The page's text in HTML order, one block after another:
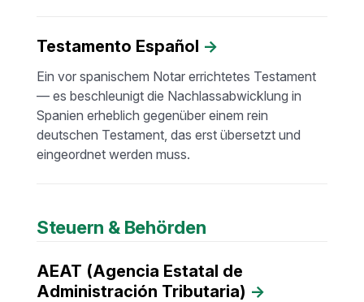
Testamento Español →
Ein vor spanischem Notar errichtetes Testament
— es beschleunigt die Nachlassabwicklung in
Spanien erheblich gegenüber einem rein
deutschen Testament, das erst übersetzt und
eingeordnet werden muss.
Steuern & Behörden
AEAT (Agencia Estatal de
Administración Tributaria) →